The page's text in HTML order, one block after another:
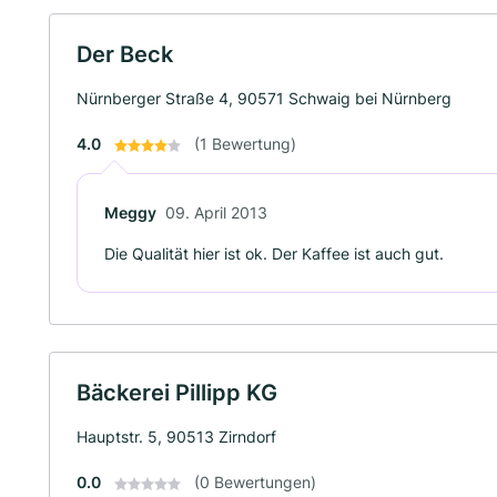
Der Beck
Nürnberger Straße 4, 90571 Schwaig bei Nürnberg
4.0 (1 Bewertung)
Meggy 09. April 2013
Die Qualität hier ist ok. Der Kaffee ist auch gut.
Bäckerei Pillipp KG
Hauptstr. 5, 90513 Zirndorf
0.0 (0 Bewertungen)